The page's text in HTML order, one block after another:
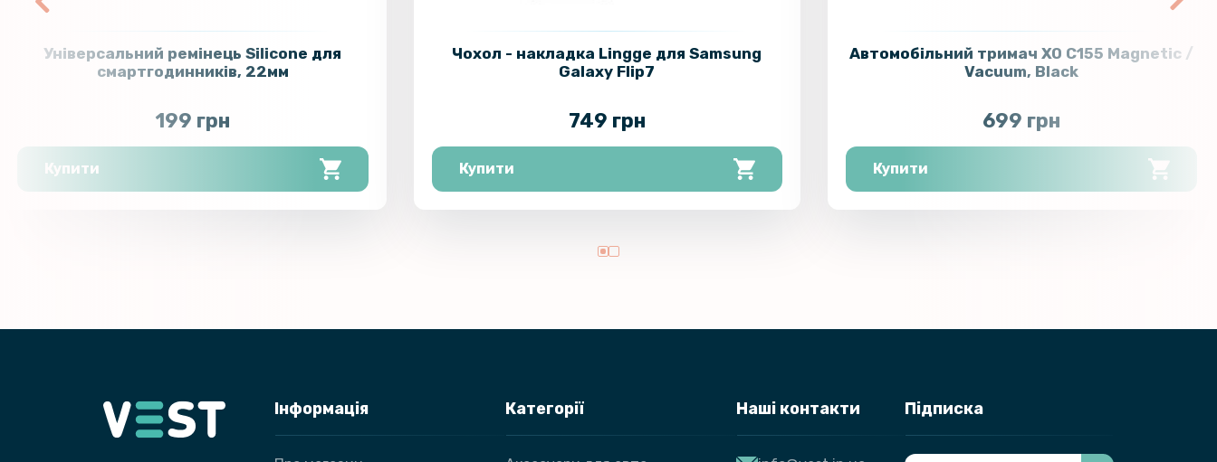
Універсальний ремінець Silicone для
смартгодинників, 22мм
199 грн
Купити
Чохол - накладка Lingge для Samsung
Galaxy Flip7
749 грн
Купити
Автомобільний тримач XO C155 Magnetic /
Vacuum, Black
699 грн
Купити
Інформація Категорії Наші контакти Підписка